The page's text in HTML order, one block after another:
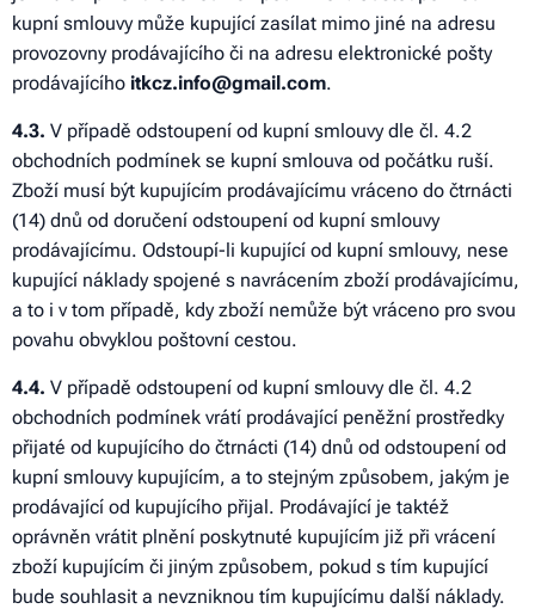
kupní smlouvy může kupující zasílat mimo jiné na adresu
provozovny prodávajícího či na adresu elektronické pošty
prodávajícího itkcz.info@gmail.com.
4.3. V případě odstoupení od kupní smlouvy dle čl. 4.2
obchodních podmínek se kupní smlouva od počátku ruší.
Zboží musí být kupujícím prodávajícímu vráceno do čtrnácti
(14) dnů od doručení odstoupení od kupní smlouvy
prodávajícímu. Odstoupí-li kupující od kupní smlouvy, nese
kupující náklady spojené s navrácením zboží prodávajícímu,
a to i v tom případě, kdy zboží nemůže být vráceno pro svou
povahu obvyklou poštovní cestou.
4.4. V případě odstoupení od kupní smlouvy dle čl. 4.2
obchodních podmínek vrátí prodávající peněžní prostředky
přijaté od kupujícího do čtrnácti (14) dnů od odstoupení od
kupní smlouvy kupujícím, a to stejným způsobem, jakým je
prodávající od kupujícího přijal. Prodávající je taktéž
oprávněn vrátit plnění poskytnuté kupujícím již při vrácení
zboží kupujícím či jiným způsobem, pokud s tím kupující
bude souhlasit a nevzniknou tím kupujícímu další náklady.